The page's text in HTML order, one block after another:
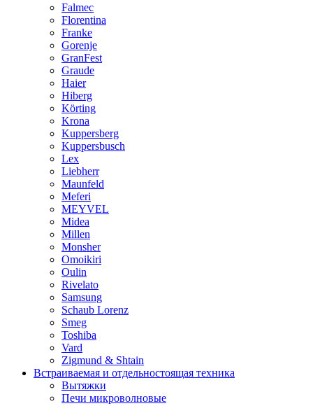
Falmec
Florentina
Franke
Gorenje
GranFest
Graude
Haier
Hiberg
Körting
Krona
Kuppersberg
Kuppersbusch
Lex
Liebherr
Maunfeld
Meferi
MEYVEL
Midea
Millen
Monsher
Omoikiri
Oulin
Rivelato
Samsung
Schaub Lorenz
Smeg
Toshiba
Vard
Zigmund & Shtain
Встраиваемая и отдельностоящая техника
Вытяжки
Печи микроволновые